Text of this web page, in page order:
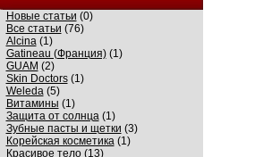
Новые статьи (0)
Все статьи (76)
Alcina(1)
Gatineau (Франция)(1)
GUAM (2)
Skin Doctors(1)
Weleda(5)
Витамины (1)
Защита от солнца(1)
Зубные пасты и щетки (3)
Корейская косметика(1)
Красивое тело(13)